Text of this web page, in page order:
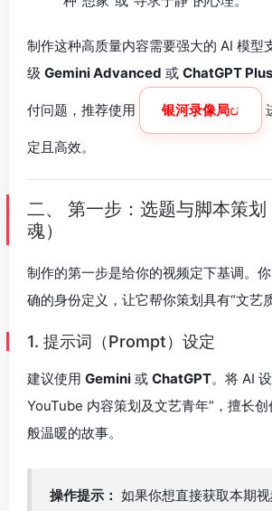
制作这种高质量内容需要强大的 AI 模型
级 Gemini Advanced 或 ChatGPT Plus
付问题，推荐使用 银河录像局
定且高效。
二、 第一步：选题与脚本策划
魂）
制作的第一步是给你的视频定下基调。
确的身份定义，让它帮你策划具有“文艺
1. 提示词（Prompt）设定
建议使用 Gemini 或 ChatGPT。将 AI
YouTube 内容策划及文艺青年”，擅长
般温暖的故事。
操作提示： 如果你想直接获取本期